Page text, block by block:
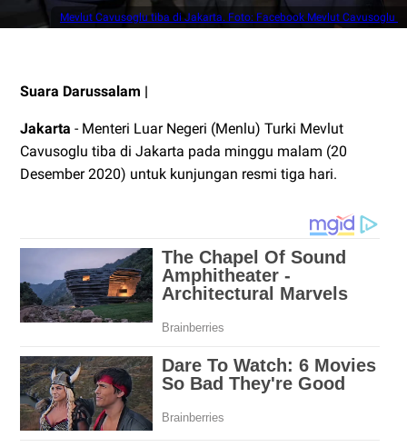
Mevlut Cavusoglu tiba di Jakarta. Foto: Facebook Mevlut Cavusoglu
Suara Darussalam |
Jakarta - Menteri Luar Negeri (Menlu) Turki Mevlut
Cavusoglu tiba di Jakarta pada minggu malam (20
Desember 2020) untuk kunjungan resmi tiga hari.